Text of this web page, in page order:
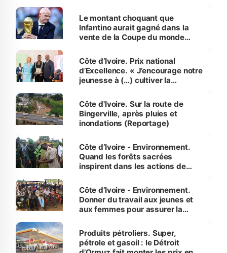
Le montant choquant que
Infantino aurait gagné dans la
vente de la Coupe du monde
Côte d’Ivoire. Prix national
d’Excellence. « J’encourage notre
jeunesse à (…) cultiver la
(Alassane Ouattara
Côte d'Ivoire. Sur la route de
Bingerville, après pluies et
inondations (Reportage)
Côte d’Ivoire - Environnement.
Quand les forêts sacrées
inspirent dans les actions de
Côte d’Ivoire - Environnement.
Donner du travail aux jeunes et
aux femmes pour assurer la
menacées
Produits pétroliers. Super,
pétrole et gasoil : le Détroit